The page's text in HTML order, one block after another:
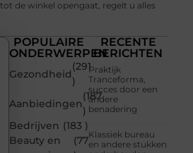
tot de winkel opengaat, regelt u alles
POPULAIRE
ONDERWERPEN
Gezondheid
(291
)
Aanbiedingen
(187
)
Bedrijven (183 )
Beauty en
(77
RECENTE
BERICHTEN
Praktijk
Tranceforma,
succes door een
andere
benadering
Klassiek bureau
en andere stukken